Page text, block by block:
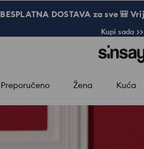
BESPLATNA DOSTAVA za sve 🎒
Kupi sada >>
Preporučeno Žena Kuća